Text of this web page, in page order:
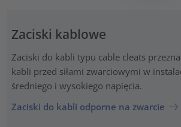
Zaciski kablowe
Zaciski do kabli typu cable cleats
kabli przed siłami zwarciowymi w
średniego i wysokiego napięcia.
Zaciski do kabli odporne na zwarcie